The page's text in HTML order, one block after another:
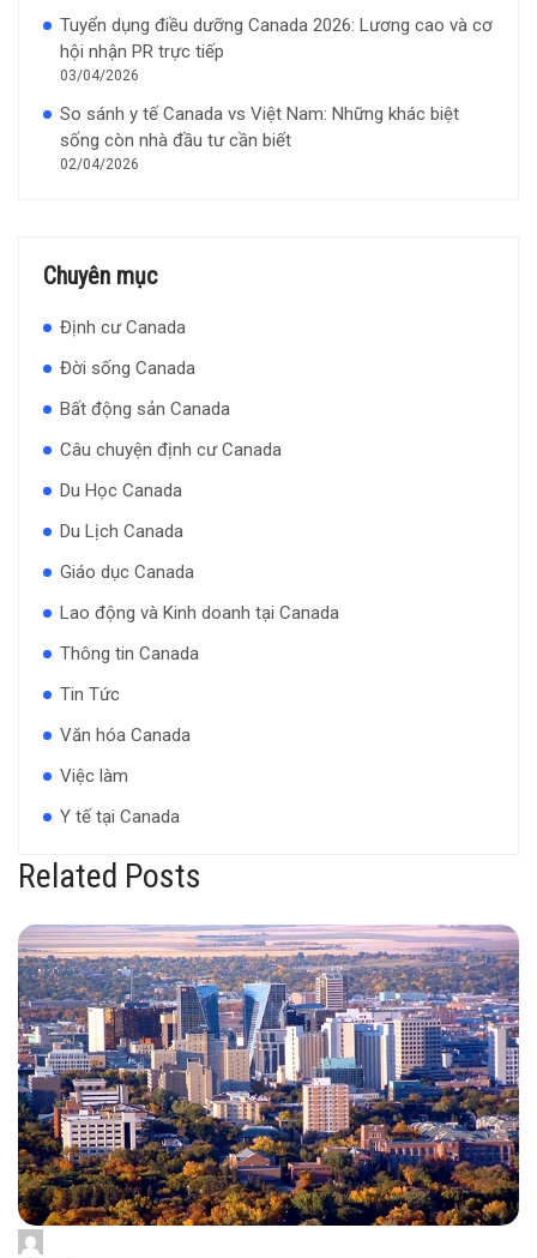
Tuyển dụng điều dưỡng Canada 2026: Lương cao và cơ
hội nhận PR trực tiếp
03/04/2026
So sánh y tế Canada vs Việt Nam: Những khác biệt
sống còn nhà đầu tư cần biết
02/04/2026
Chuyên mục
Định cư Canada
Đời sống Canada
Bất động sản Canada
Câu chuyện định cư Canada
Du Học Canada
Du Lịch Canada
Giáo dục Canada
Lao động và Kinh doanh tại Canada
Thông tin Canada
Tin Tức
Văn hóa Canada
Việc làm
Y tế tại Canada
Related Posts